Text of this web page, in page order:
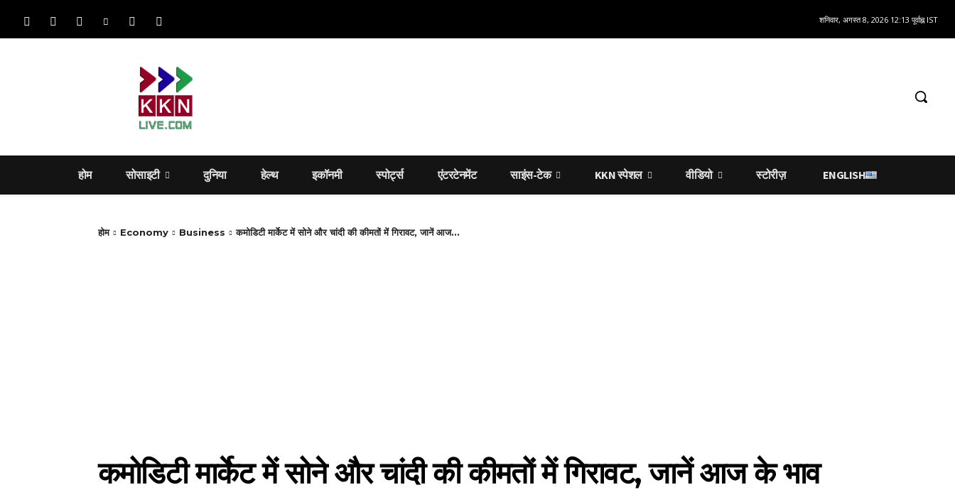
शनिवार, अगस्त 8, 2026 12:13 पूर्वाह्न IST
होम सोसाइटी दुनिया हेल्‍थ इकॉनमी स्पोर्ट्स एंटरटेनमेंट साइंस-टेक KKN स्पेशल वीडियो स्टोरीज़ ENGLISH
होम Economy Business कमोडिटी मार्केट में सोने और चांदी की कीमतों में गिरावट, जानें आज...
कमोडिटी मार्केट में सोने और चांदी की कीमतों में गिरावट, जानें आज के भाव